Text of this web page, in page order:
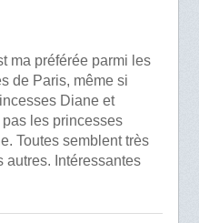
ma préférée parmi les
de Paris, même si
Diane et
les princesses
Toutes semblent très
autres. Intéressantes